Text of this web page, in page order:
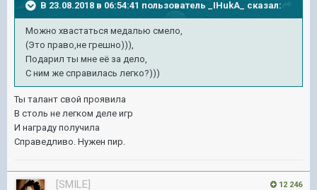
В 23.08.2018 в 06:54:41 пользователь _IHukA_ сказал:
Можно хвастаться медалью смело,
(Это право,не грешно))),
Подарил ты мне её за дело,
С ним же справилась легко?)))
Ты талант свой проявила
В столь не легком деле игр
И награду получила
Справедливо. Нужен пир.
12 246
[SMILE]